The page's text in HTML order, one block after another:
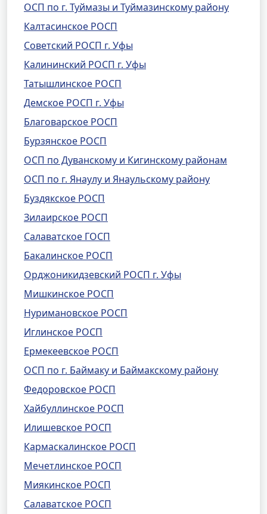
ОСП по г. Туймазы и Туймазинскому району
Калтасинское РОСП
Советский РОСП г. Уфы
Калининский РОСП г. Уфы
Татышлинское РОСП
Демское РОСП г. Уфы
Благоварское РОСП
Бурзянское РОСП
ОСП по Дуванскому и Кигинскому районам
ОСП по г. Янаулу и Янаульскому району
Буздякское РОСП
Зилаирское РОСП
Салаватское ГОСП
Бакалинское РОСП
Орджоникидзевский РОСП г. Уфы
Мишкинское РОСП
Нуримановское РОСП
Иглинское РОСП
Ермекеевское РОСП
ОСП по г. Баймаку и Баймакскому району
Федоровское РОСП
Хайбуллинское РОСП
Илишевское РОСП
Кармаскалинское РОСП
Мечетлинское РОСП
Миякинское РОСП
Салаватское РОСП